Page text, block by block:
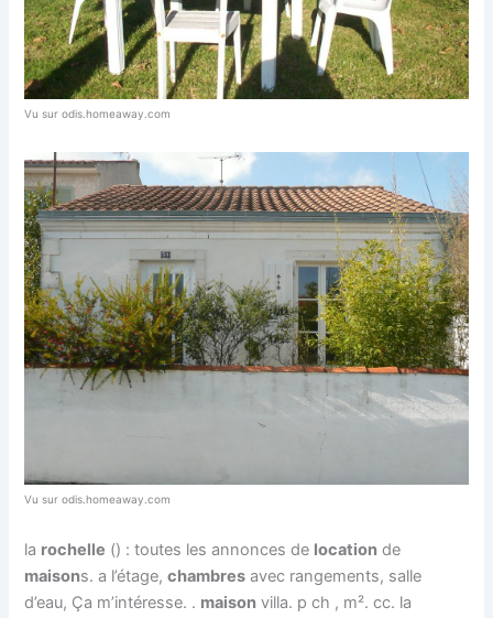
Vu sur odis.homeaway.com
Vu sur odis.homeaway.com
la rochelle () : toutes les annonces de location de
maisons. a l’étage,chambres avec rangements, salle
d’eau, Ça m’intéresse. . maison villa. p ch , m². cc. la